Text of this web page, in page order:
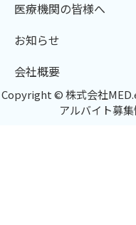
医療機関の皆様へ
お知らせ
会社概要
Copyright © 株式会社
アルバイト募